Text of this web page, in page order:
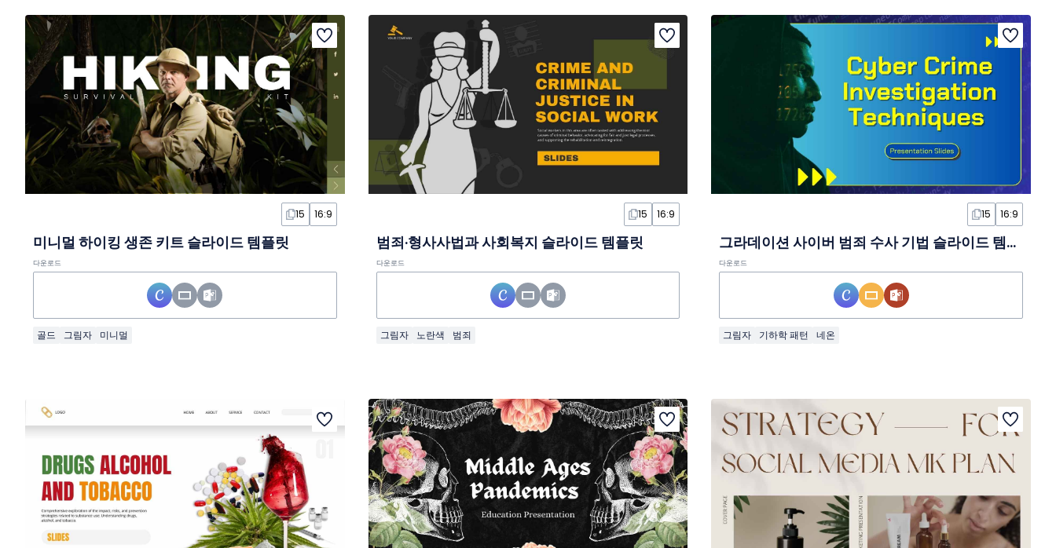
15 16:9
미니멀 하이킹 생존 키트 슬라이드 템플릿
다운로드
골드 그림자 미니멀
15 16:9
범죄·형사사법과 사회복지 슬라이드 템플릿
다운로드
그림자 노란색 범죄
15 16:9
그라데이션 사이버 범죄 수사 기법 슬라이드 템플릿
다운로드
그림자 기하학 패턴 네온